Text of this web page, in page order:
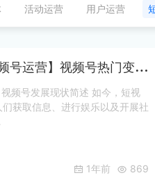
活动运营 用户运营
号运营】视频号热门变现类型
频号发展现状简述 如今，短视
获取信息、进行娱乐以及开展社
1年前 869